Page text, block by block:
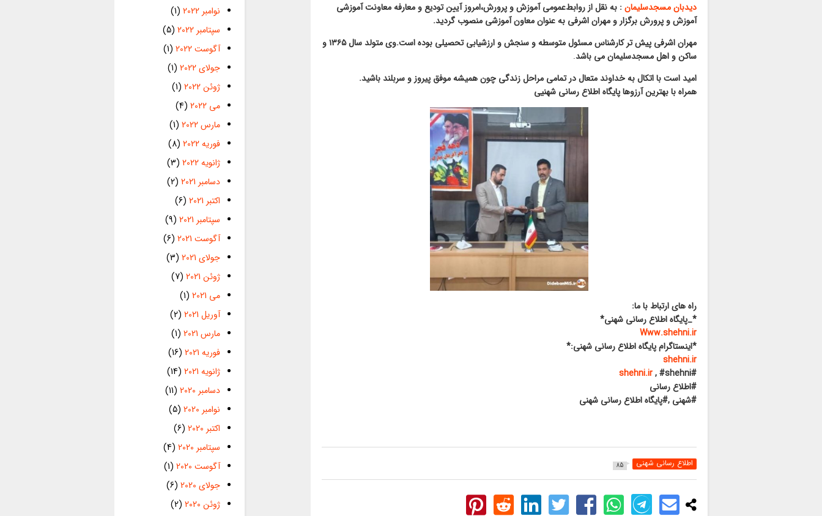
دیدبان مسجدسلیمان: به نقل از روابط‌عمومی آموزش و پرورش،امروز آیین تودیع و معارفه معاونت آموزشی
آموزش و پرورش برگزار و مهران اشرفی به عنوان معاون آموزشی منصوب گردید.
مهران اشرفی پیش تر کارشناس مسئول متوسطه و سنجش و ارزشیابی تحصیلی بوده است.وی متولد سال ۱۳۶۵ و
ساکن و اهل مسجدسلیمان می باشد.
امید است با اتکال به خداوند متعال در تمامی مراحل زندگی چون همیشه موفق پیروز و سربلند باشید.
همراه با بهترین آرزوها پایگاه اطلاع رسانی شهنیی
راه های ارتباط با ما:
*_پایگاه اطلاع رسانی شهنی*
Www.shehni.ir
*اینستاگرام پایگاه اطلاع رسانی شهنی:*
shehni.ir
#
shehni.ir, #shehni
#اطلاع رسانی
#شهنی ,#پایگاه اطلاع رسانی شهنی
اطلاع رسانی شهنی 85
نوامبر 2022
(1)
سپتامبر 2022
(5)
آگوست 2022
(1)
جولای 2022
(1)
ژوئن 2022
(1)
می 2022
(4)
مارس 2022
(1)
فوریه 2022
(8)
ژانویه 2022
(3)
دسامبر 2021
(2)
اکتبر 2021
(6)
سپتامبر 2021
(9)
آگوست 2021
(6)
جولای 2021
(3)
ژوئن 2021
(7)
می 2021
(1)
آوریل 2021
(2)
مارس 2021
(1)
فوریه 2021
(16)
ژانویه 2021
(14)
دسامبر 2020
(11)
نوامبر 2020
(5)
اکتبر 2020
(6)
سپتامبر 2020
(4)
آگوست 2020
(1)
جولای 2020
(6)
ژوئن 2020
(2)